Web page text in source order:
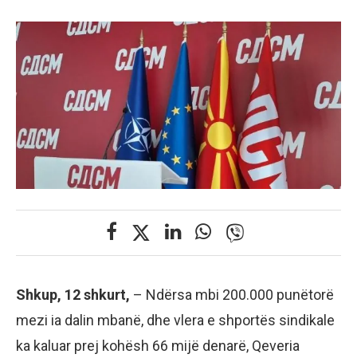
Shkup, 12 shkurt, – Ndërsa mbi 200.000 punëtorë
mezi ia dalin mbanë, dhe vlera e shportës sindikale
ka kaluar prej kohësh 66 mijë denarë, Qeveria